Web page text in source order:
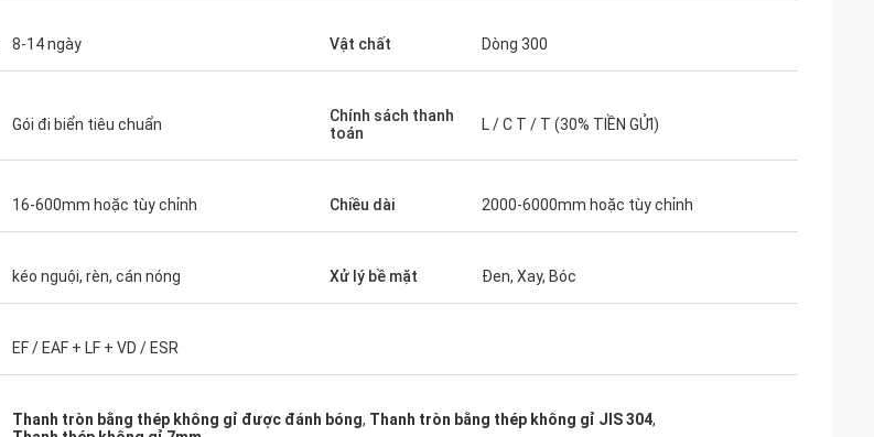
8-14 ngày Vật chất Dòng 300
Gói đi biển tiêu chuẩn
Chính sách thanh
toán
L / C T / T (30% TIỀN GỬI)
16-600mm hoặc tùy chỉnh Chiều dài 2000-6000mm hoặc tùy chỉnh
kéo nguội, rèn, cán nóng Xử lý bề mặt Đen, Xay, Bóc
EF / EAF + LF + VD / ESR
Thanh tròn bằng thép không gỉ được đánh bóng, Thanh tròn bằng thép không gỉ JIS 304,